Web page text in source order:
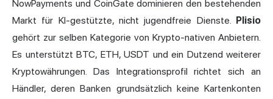
NowPayments und CoinGate dominieren den bestehenden
Markt für KI-gestützte, nicht jugendfreie Dienste. Plisio
gehört zur selben Kategorie von Krypto-nativen Anbietern.
Es unterstützt BTC, ETH, USDT und ein Dutzend weiterer
Kryptowährungen. Das Integrationsprofil richtet sich an
Händler, deren Banken grundsätzlich keine Kartenkonten